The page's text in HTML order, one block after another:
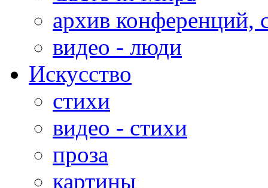
архив конференций,
видео - люди
Искусство
стихи
видео - стихи
проза
картины